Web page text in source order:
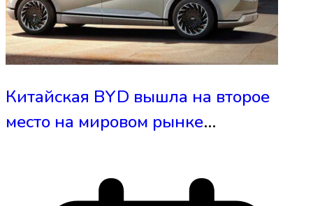
Китайская BYD вышла на второе
место на мировом рынке